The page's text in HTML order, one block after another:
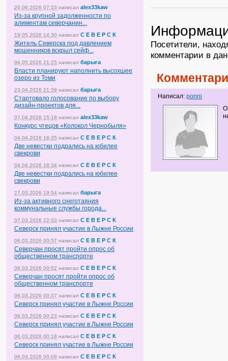
20.06.2026 07:33 написал alex33kaw
Из-за крупной задолженности по
алиментам северчанин...
19.05.2026 14:30 написал С Е В Е Р С К
Житель Северска под давлением
мошенников вскрыл сейф...
04.05.2026 21:25 написал барыга
Власти планируют наполнить высохшее
озеро из Томи
23.04.2026 21:39 написал барыга
Стартовало голосование по выбору
дизайн-проектов для...
07.04.2026 15:18 написал alex33kaw
Конкурс чтецов «Колокол Чернобыля»
04.04.2026 18:35 написал С Е В Е Р С К
Две невестки подрались на юбилее
свекрови
04.04.2026 18:34 написал С Е В Е Р С К
Две невестки подрались на юбилее
свекрови
27.03.2026 19:54 написал барыга
Из-за активного снеготаяния
коммунальные службы города...
07.03.2026 22:33 написал С Е В Е Р С К
Северск принял участие в Лыжне России
06.03.2026 00:57 написал С Е В Е Р С К
Северчан просят пройти опрос об
общественном транспорте
06.03.2026 00:52 написал С Е В Е Р С К
Северчан просят пройти опрос об
общественном транспорте
06.03.2026 00:37 написал С Е В Е Р С К
Северск принял участие в Лыжне России
06.03.2026 00:23 написал С Е В Е Р С К
Северск принял участие в Лыжне России
06.03.2026 00:18 написал С Е В Е Р С К
Северск принял участие в Лыжне России
06.03.2026 00:09 написал С Е В Е Р С К
Посетители,
комментарии в
Написал:ponni